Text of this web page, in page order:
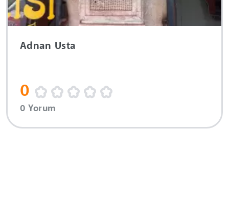
Adnan Usta
0
0 Yorum